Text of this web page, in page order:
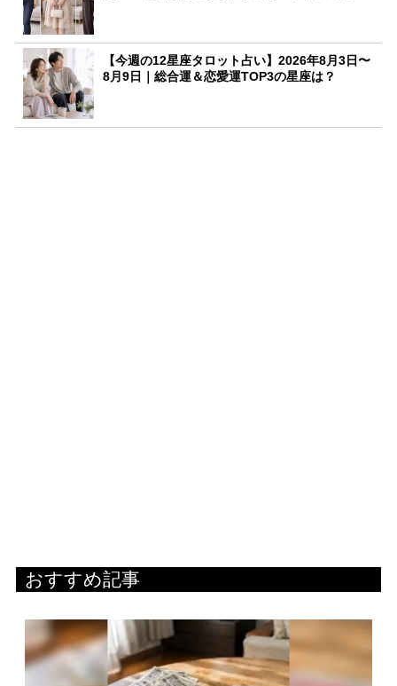
【今週の12星座タロット占い】2026年8月3日〜
8月9日｜総合運＆恋愛運TOP3の星座は？
おすすめ記事